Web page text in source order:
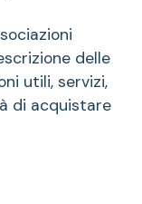
delle
utili, servizi,
di acquistare